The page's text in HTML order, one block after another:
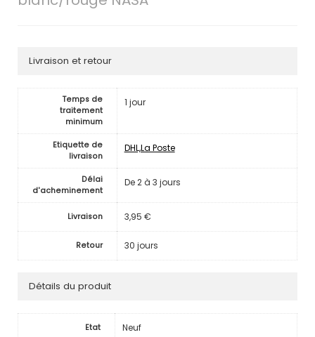
Livraison et retour
Temps de
traitement
minimum
1 jour
Etiquette de
livraison
DHL,La Poste
Délai
d'acheminement
De 2 à 3 jours
Livraison 3,95 €
Retour 30 jours
Détails du produit
Etat Neuf